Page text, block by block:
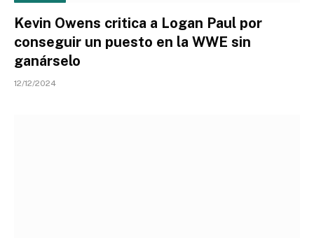
Kevin Owens critica a Logan Paul por
conseguir un puesto en la WWE sin
ganárselo
12/12/2024